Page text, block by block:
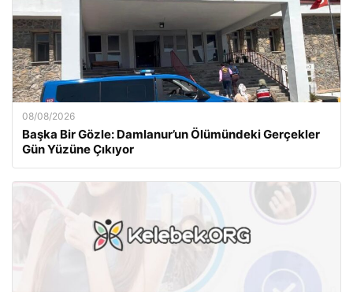
08/08/2026
Başka Bir Gözle: Damlanur’un Ölümündeki Gerçekler
Gün Yüzüne Çıkıyor